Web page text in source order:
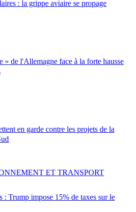
: la grippe aviaire se propage
» de l'Allemagne face à la forte hausse
en garde contre les projets de la
: Trump impose 15% de taxes sur le
ET TRANSPORT